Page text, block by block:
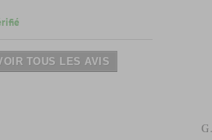
TOUS LES AVIS